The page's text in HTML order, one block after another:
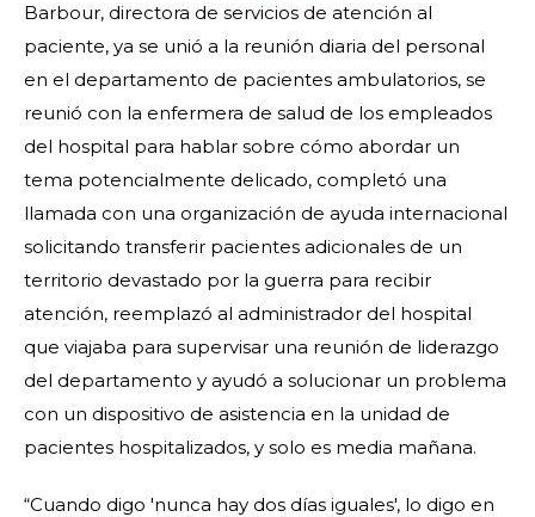
Barbour, directora de servicios de atención al
paciente, ya se unió a la reunión diaria del personal
en el departamento de pacientes ambulatorios, se
reunió con la enfermera de salud de los empleados
del hospital para hablar sobre cómo abordar un
tema potencialmente delicado, completó una
llamada con una organización de ayuda internacional
solicitando transferir pacientes adicionales de un
territorio devastado por la guerra para recibir
atención, reemplazó al administrador del hospital
que viajaba para supervisar una reunión de liderazgo
del departamento y ayudó a solucionar un problema
con un dispositivo de asistencia en la unidad de
pacientes hospitalizados, y solo es media mañana.
“Cuando digo 'nunca hay dos días iguales', lo digo en